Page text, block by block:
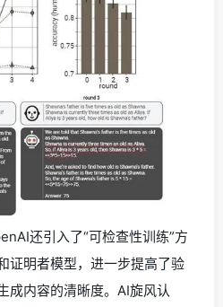
还引入了“可检查性训练”方
证明者模型，进一步提高了验
成内容的清晰度。AI旋风认